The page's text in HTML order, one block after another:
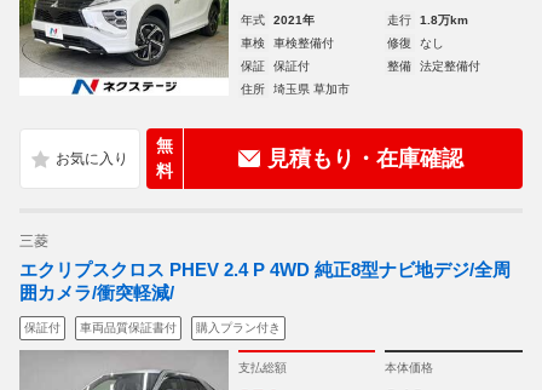
年式 2021年 走行
1.8万km
車検
車検整備付 修復
なし
保証
保証付 整備
法定整備付
住所
埼玉県 草加市
無
料
見積もり・在庫確認
三菱
エクリプスクロス PHEV 2.4 P 4WD 純正8型ナビ地デジ/全周
囲カメラ/衝突軽減/
保証付 車両品質保証書付 購入プラン付き
支払総額 本体価格